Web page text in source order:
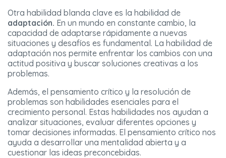
Otra habilidad blanda clave es la habilidad de
adaptación. En un mundo en constante cambio, la
capacidad de adaptarse rápidamente a nuevas
situaciones y desafíos es fundamental. La habilidad de
adaptación nos permite enfrentar los cambios con una
actitud positiva y buscar soluciones creativas a los
problemas.
Además, el pensamiento crítico y la resolución de
problemas son habilidades esenciales para el
crecimiento personal. Estas habilidades nos ayudan a
analizar situaciones, evaluar diferentes opciones y
tomar decisiones informadas. El pensamiento crítico nos
ayuda a desarrollar una mentalidad abierta y a
cuestionar las ideas preconcebidas.